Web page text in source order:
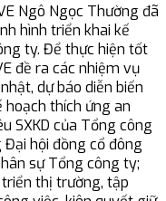
Ngô Ngọc Thường đã
hình triển khai kế
ty. Để thực hiện tốt
đề ra các nhiệm vụ
dự báo diễn biến
hoạch thích ứng an
SXKD của Tổng công
hội đồng cổ đông
sự Tổng công ty;
thị trường, tập